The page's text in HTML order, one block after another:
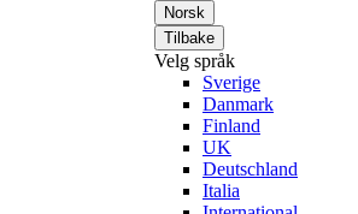
Norsk
Tilbake
Velg språk
Sverige
Danmark
Finland
UK
Deutschland
Italia